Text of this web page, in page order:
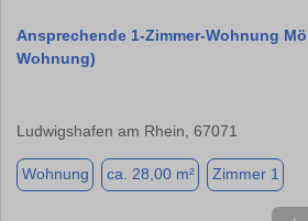
Ansprechende 1-Zimmer-Wohnung
Wohnung)
Ludwigshafen am Rhein, 67071
Wohnung ca. 28,00 m² Zimmer 1